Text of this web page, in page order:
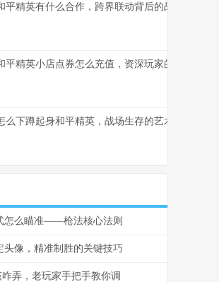
平精英有什么合作，跨界联动背后的战略蓝图
平精英小店点券怎么充值，资深玩家的完整指南
么下蹲起身和平精英，战场生存的艺术
怎么瞄准——枪法核心法则
头像，精准制胜的关键技巧
弄，老玩家手把手教你调